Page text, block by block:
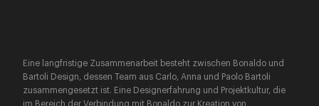
Eine langfristige Zusammenarbeit besteht zwischen Bonaldo und
Bartoli Design, dessen Team aus Carlo, Anna und Paolo Bartoli
zusammengesetzt ist. Eine Designerfahrung und Projektkultur, die
im Bereich der Verbindung mit Bonaldo zur Kreation von